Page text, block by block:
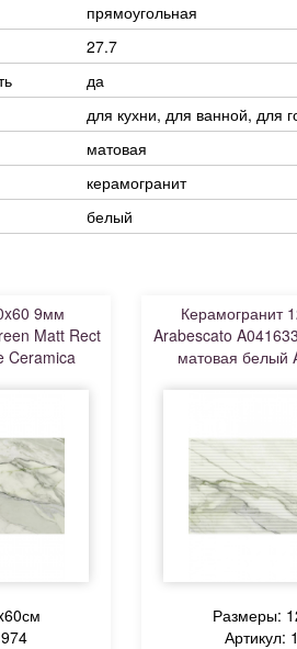
прямоугольная
27.7
да
для кухни, для ванной, для
матовая
керамогранит
белый
9мм
Matt Rect
Ceramica
Керамогранит
Arabescato
матовая белый
Размеры:
Артикул: